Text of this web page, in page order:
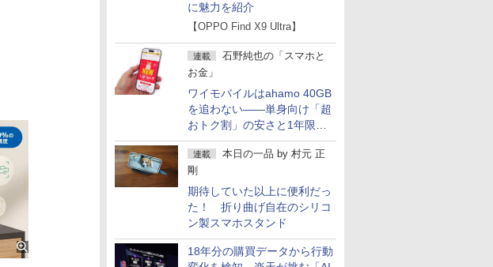
に魅力を紹介
【OPPO Find X9 Ultra】
連載
石野純也の「スマホと
お金」
ワイモバイルはahamo 40GB
を追わない――単身向け「超
おトク割」の安さと1年限定
の注意点
連載 本日の一品 by 村元 正
剛
期待していた以上に便利だっ
た！ 折り曲げ自在のシリコ
ン製スマホスタンド
18年分の購買データから行動